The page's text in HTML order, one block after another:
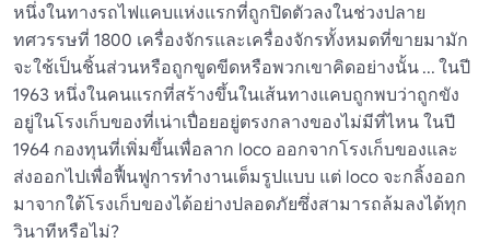
หนึ่งในทางรถไฟแคบแห่งแรกที่ถูกปิดตัวลงในช่วงปลาย
ทศวรรษที่ 1800 เครื่องจักรและเครื่องจักรทั้งหมดที่ขายมามัก
จะใช้เป็นชิ้นส่วนหรือถูกขูดขีดหรือพวกเขาคิดอย่างนั้น ... ในปี
1963 หนึ่งในคนแรกที่สร้างขึ้นในเส้นทางแคบถูกพบว่าถูกขัง
อยู่ในโรงเก็บของที่เน่าเปื่อยอยู่ตรงกลางของไม่มีที่ไหน ในปี
1964 กองทุนที่เพิ่มขึ้นเพื่อลาก loco ออกจากโรงเก็บของและ
ส่งออกไปเพื่อฟื้นฟูการทํางานเต็มรูปแบบ แต่ loco จะกลิ้งออก
มาจากใต้โรงเก็บของได้อย่างปลอดภัยซึ่งสามารถล้มลงได้ทุก
วินาทีหรือไม่?